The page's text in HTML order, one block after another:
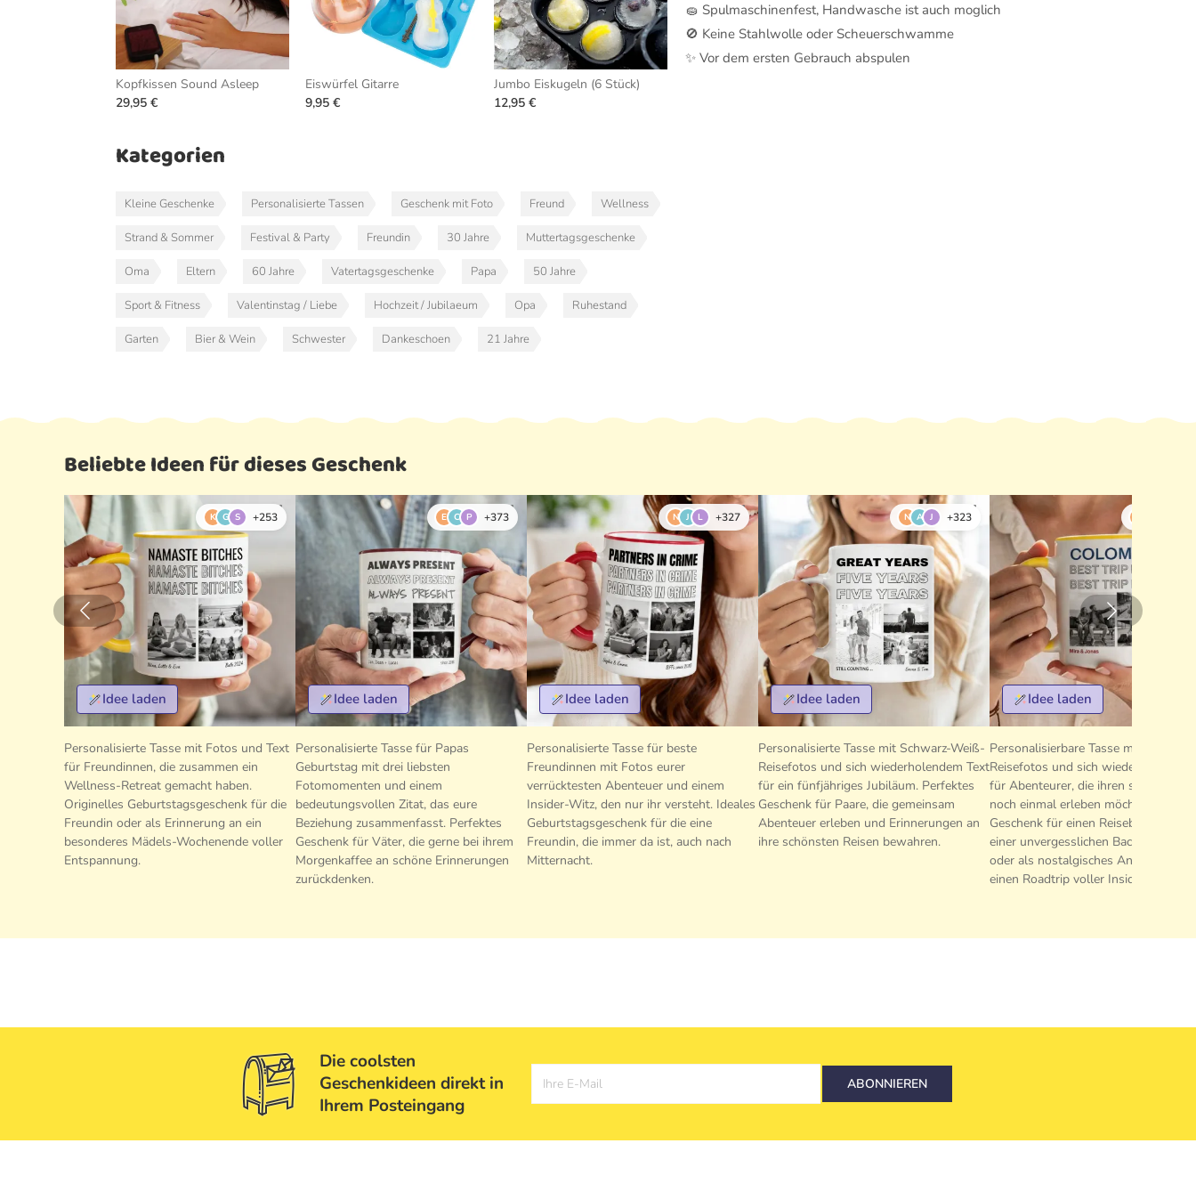
Kopfkissen Sound Asleep
29,95 €
Eiswürfel Gitarre
9,95 €
Jumbo Eiskugeln (6 Stück)
12,95 €
Kategorien
Kleine Geschenke Personalisierte Tassen Geschenk mit Foto Freund Wellness
Strand & Sommer Festival & Party Freundin 30 Jahre Muttertagsgeschenke
Oma Eltern 60 Jahre Vatertagsgeschenke Papa 50 Jahre
Sport & Fitness Valentinstag / Liebe Hochzeit / Jubilaeum Opa Ruhestand
Garten Bier & Wein Schwester Dankeschoen 21 Jahre
🧽 Spulmaschinenfest, Handwasche ist auch moglich
🚫 Keine Stahlwolle oder Scheuerschwamme
✨ Vor dem ersten Gebrauch abspulen
Beliebte Ideen für dieses Geschenk
K G S +253
Idee laden
Personalisierte Tasse mit Fotos und Text
für Freundinnen, die zusammen ein
Wellness-Retreat gemacht haben.
Originelles Geburtstagsgeschenk für die
Freundin oder als Erinnerung an ein
besonderes Mädels-Wochenende voller
Entspannung.
E C P +373
Idee laden
Personalisierte Tasse für Papas
Geburtstag mit drei liebsten
Fotomomenten und einem
bedeutungsvollen Zitat, das eure
Beziehung zusammenfasst. Perfektes
Geschenk für Väter, die gerne bei ihrem
Morgenkaffee an schöne Erinnerungen
zurückdenken.
N J L +327
Idee laden
Personalisierte Tasse für beste
Freundinnen mit Fotos eurer
verrücktesten Abenteuer und einem
Insider-Witz, den nur ihr versteht. Ideales
Geburtstagsgeschenk für die eine
Freundin, die immer da ist, auch nach
Mitternacht.
N A J +323
Idee laden
Personalisierte Tasse mit Schwarz-Weiß-
Reisefotos und sich wiederholendem Text
für ein fünfjähriges Jubiläum. Perfektes
Geschenk für Paare, die gemeinsam
Abenteuer erleben und Erinnerungen an
ihre schönsten Reisen bewahren.
Idee laden
Personalisierbare Tasse mit drei
Reisefotos und sich
für Abenteurer, die ihren schönsten
noch einmal erleben möchten. Ideal
Geschenk für einen Reisebuddy nach
einer unvergesslichen Backpacking-
oder als nostalgisches Andenken an
einen Roadtrip voller Insider-Witze.
Die coolsten
Geschenkideen direkt in
Ihrem Posteingang
Ihre E-Mail ABONNIEREN